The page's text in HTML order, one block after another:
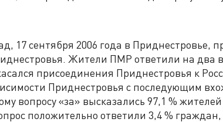
17 сентября 2006 года в Приднестровье,
Жители ПМР ответили на два
присоединения Приднестровья к
Приднестровья с последующим
вопросу «за» высказались 97,1 %
положительно ответили 3,4 %